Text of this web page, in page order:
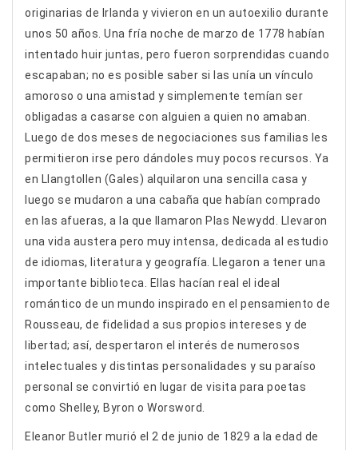
originarias de Irlanda y vivieron en un autoexilio durante
unos 50 años. Una fría noche de marzo de 1778 habían
intentado huir juntas, pero fueron sorprendidas cuando
escapaban; no es posible saber si las unía un vínculo
amoroso o una amistad y simplemente temían ser
obligadas a casarse con alguien a quien no amaban.
Luego de dos meses de negociaciones sus familias les
permitieron irse pero dándoles muy pocos recursos. Ya
en Llangtollen (Gales) alquilaron una sencilla casa y
luego se mudaron a una cabaña que habían comprado
en las afueras, a la que llamaron Plas Newydd. Llevaron
una vida austera pero muy intensa, dedicada al estudio
de idiomas, literatura y geografía. Llegaron a tener una
importante biblioteca. Ellas hacían real el ideal
romántico de un mundo inspirado en el pensamiento de
Rousseau, de fidelidad a sus propios intereses y de
libertad; así, despertaron el interés de numerosos
intelectuales y distintas personalidades y su paraíso
personal se convirtió en lugar de visita para poetas
como Shelley, Byron o Worsword.
Eleanor Butler murió el 2 de junio de 1829 a la edad de